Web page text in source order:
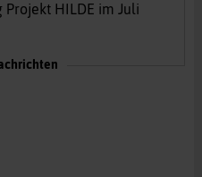
HILDE im Juli